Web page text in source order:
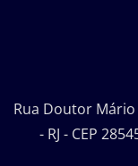
Rua Doutor
- RJ - CEP